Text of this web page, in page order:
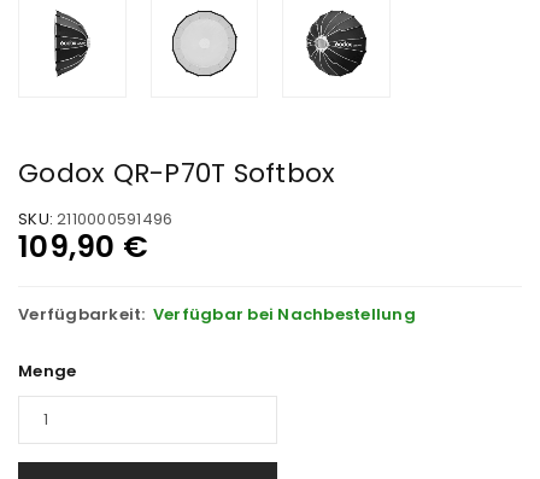
Godox QR-P70T Softbox
SKU: 2110000591496
109,90 €
Verfügbarkeit: Verfügbar bei Nachbestellung
Menge